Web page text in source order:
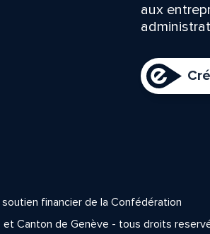
aux
financier de la Confédération
Canton de Genève - tous droits